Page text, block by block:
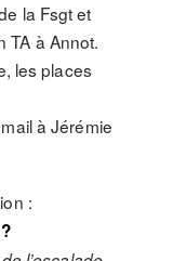
la Fsgt et
TA à Annot.
les places
à Jérémie
: